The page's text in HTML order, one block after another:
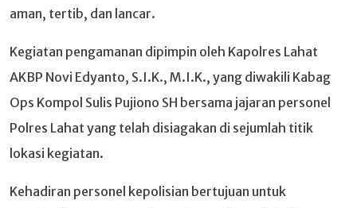
aman, tertib, dan lancar.
Kegiatan pengamanan dipimpin oleh Kapolres Lahat
AKBP Novi Edyanto, S.I.K., M.I.K., yang diwakili Kabag
Ops Kompol Sulis Pujiono SH bersama jajaran personel
Polres Lahat yang telah disiagakan di sejumlah titik
lokasi kegiatan.
Kehadiran personel kepolisian bertujuan untuk